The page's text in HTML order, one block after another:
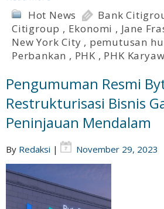
Hot News Bank
Citigroup , Ekonomi , Jane
New York City , pemutusan
Perbankan , PHK , PHK
Pengumuman Resmi
Restrukturisasi Bisnis
Peninjauan Mendalam
By Redaksi | November 29, 2023